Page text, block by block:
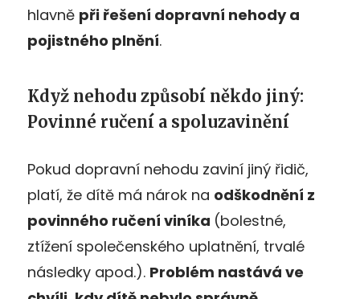
hlavně při řešení dopravní nehody a
pojistného plnění.
Když nehodu způsobí někdo jiný:
Povinné ručení a spoluzavinění
Pokud dopravní nehodu zaviní jiný řidič,
platí, že dítě má nárok na odškodnění z
povinného ručení viníka (bolestné,
ztížení společenského uplatnění, trvalé
následky apod.). Problém nastává ve